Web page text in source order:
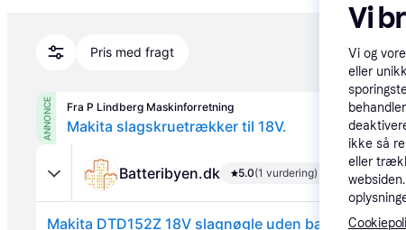
Pris med fragt
ANNONCE Fra P Lindberg Maskinforretning
Makita slagskruetrækker til 18V.
Batteribyen.dk 5.0(1 vurdering)
Makita DTD152Z 18V slagnøgle uden batteri og
Vi
Vi og
eller
ikke så
eller